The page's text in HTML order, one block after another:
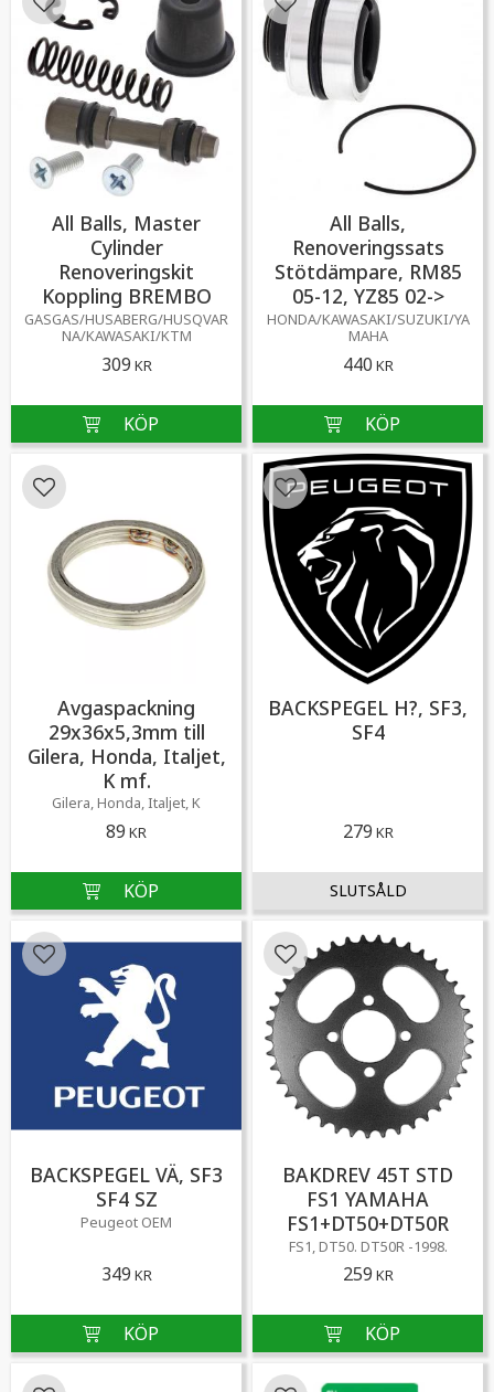
All Balls, Master
Cylinder
Renoveringskit
Koppling BREMBO
GASGAS/HUSABERG/HUSQVAR
NA/KAWASAKI/KTM
309 KR
Lägg till i favoriter
All Balls,
Renoveringssats
Stötdämpare, RM85
05-12, YZ85 02->
HONDA/KAWASAKI/SUZUKI/YA
MAHA
440 KR
Lägg till i favoriter
Avgaspackning
29x36x5,3mm till
Gilera, Honda, Italjet,
K mf.
Gilera, Honda, Italjet, K
89 KR
Lägg till i favoriter
BACKSPEGEL H?, SF3,
SF4
279 KR
Lägg till i favoriter
BACKSPEGEL VÄ, SF3
SF4 SZ
Peugeot OEM
349 KR
Lägg till i favoriter
BAKDREV 45T STD
FS1 YAMAHA
FS1+DT50+DT50R
​FS1, DT50. DT50R -1998.
259 KR
Lägg till i favoriter